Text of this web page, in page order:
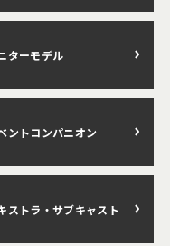
ターモデル
ントコンパニオン
ストラ・サブキャスト